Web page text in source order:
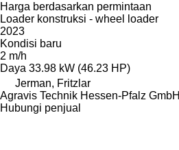
Harga berdasarkan permintaan
Loader konstruksi - wheel loader
2023
Kondisi baru
2 m/h
Daya 33.98 kW (46.23 HP)
Jerman, Fritzlar
Agravis Technik Hessen-Pfalz GmbH
Hubungi penjual